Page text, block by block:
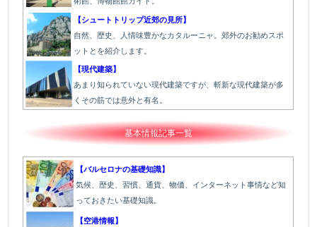
【シュートトリップ近郊の見所】
自然、歴史、人情味豊かなカタルーニャ。郊外のお勧めスポ
ットとを紹介します。
【現代建築】
あまり知られていない現代建築ですが、斬新な現代建築が多
くその筋では意外と有名。
基本情報記事一覧
【バルセロナの基礎知識】
気候、歴史、習慣、通貨、物価、インターネット事情など知
っておきたい基礎知識。
【空港情報】